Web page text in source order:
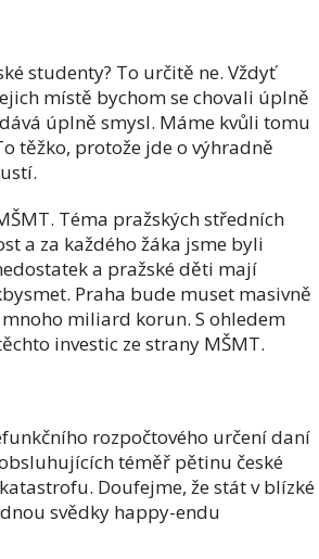
studenty? To určitě ne. Vždyť
místě bychom se chovali úplně
úplně smysl. Máme kvůli tomu
těžko, protože jde o výhradně
Téma pražských středních
a za každého žáka jsme byli
a pražské děti mají
Praha bude muset masivně
miliard korun. S ohledem
investic ze strany MŠMT.
rozpočtového určení daní
téměř pětinu české
Doufejme, že stát v blízké
svědky happy-endu